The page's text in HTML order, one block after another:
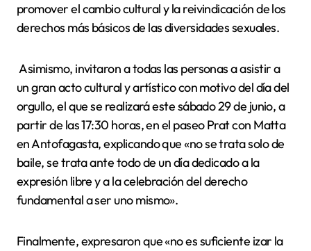
promover el cambio cultural y la reivindicación de los
derechos más básicos de las diversidades sexuales.
Asimismo, invitaron a todas las personas a asistir a
un gran acto cultural y artístico con motivo del día del
orgullo, el que se realizará este sábado 29 de junio, a
partir de las 17:30 horas, en el paseo Prat con Matta
en Antofagasta, explicando que «no se trata solo de
baile, se trata ante todo de un día dedicado a la
expresión libre y a la celebración del derecho
fundamental a ser uno mismo».
Finalmente, expresaron que«no es suficiente izar la